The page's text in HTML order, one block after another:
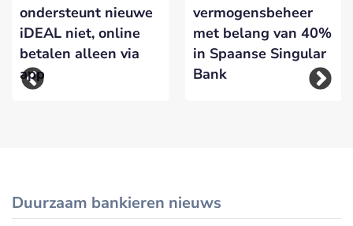
ondersteunt nieuwe
iDEAL niet, online
betalen alleen via
app
vermogensbeheer
met belang van 40%
in Spaanse Singular
Bank
Duurzaam bankieren nieuws